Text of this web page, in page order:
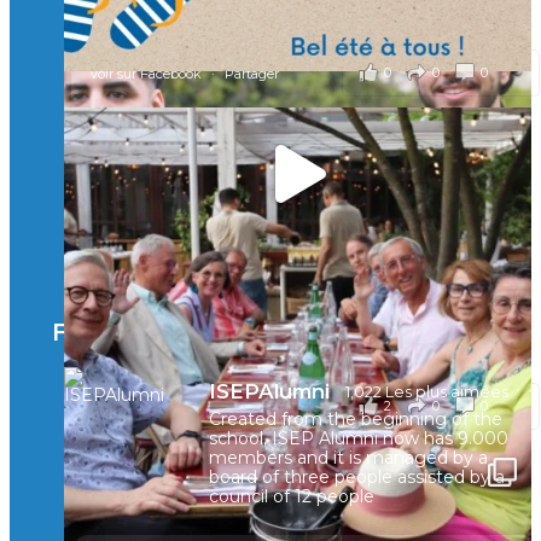
il y a 2 mois
0 0 0
Voir sur Facebook · Partager
🚀Afterwork à Genève 🚀
🥳 Le 22 avril dernier, 14 Alumni vivant / travaillant
en Suisse ont partagé un moment convivial de
retrouvailles et d'échanges !
Merci à tous pour votre présence et à Alexandre
CHEA pour l'organisation !
il y a 3 mois
2 0 0
Voir sur Facebook · Partager
🚀La dynamique des rencontres entre Alumni
continue sur sa lancée ! 🚀🚀
Facebook
ISEPAlumni 1,022 Les plus aimées
Created from the beginning of the
school, ISEP Alumni now has 9.000
members and it is managed by a
board of three people assisted by a
council of 12 people